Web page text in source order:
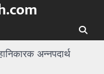
अन्नपदार्थ